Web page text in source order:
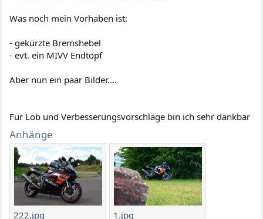
Was noch mein Vorhaben ist:
- gekürzte Bremshebel
- evt. ein MIVV Endtopf
Aber nun ein paar Bilder....
Für Lob und Verbesserungsvorschläge bin ich sehr dankbar
Anhänge
222.jpg 1.jpg